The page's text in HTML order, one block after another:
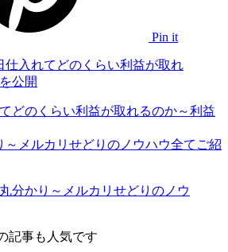
Pin it
どのくらい利益が取れるのか～利益
～メルカリせどりのノウハウ全てご紹